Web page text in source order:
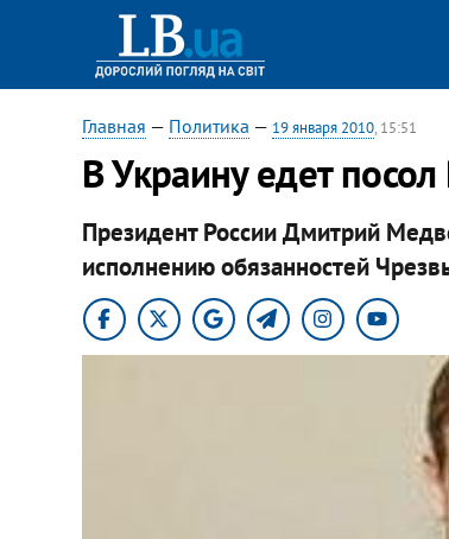
Главная — Политика — 19 января 2010, 15:51
В Украину едет посол
Президент России Дмитрий
исполнению обязанностей